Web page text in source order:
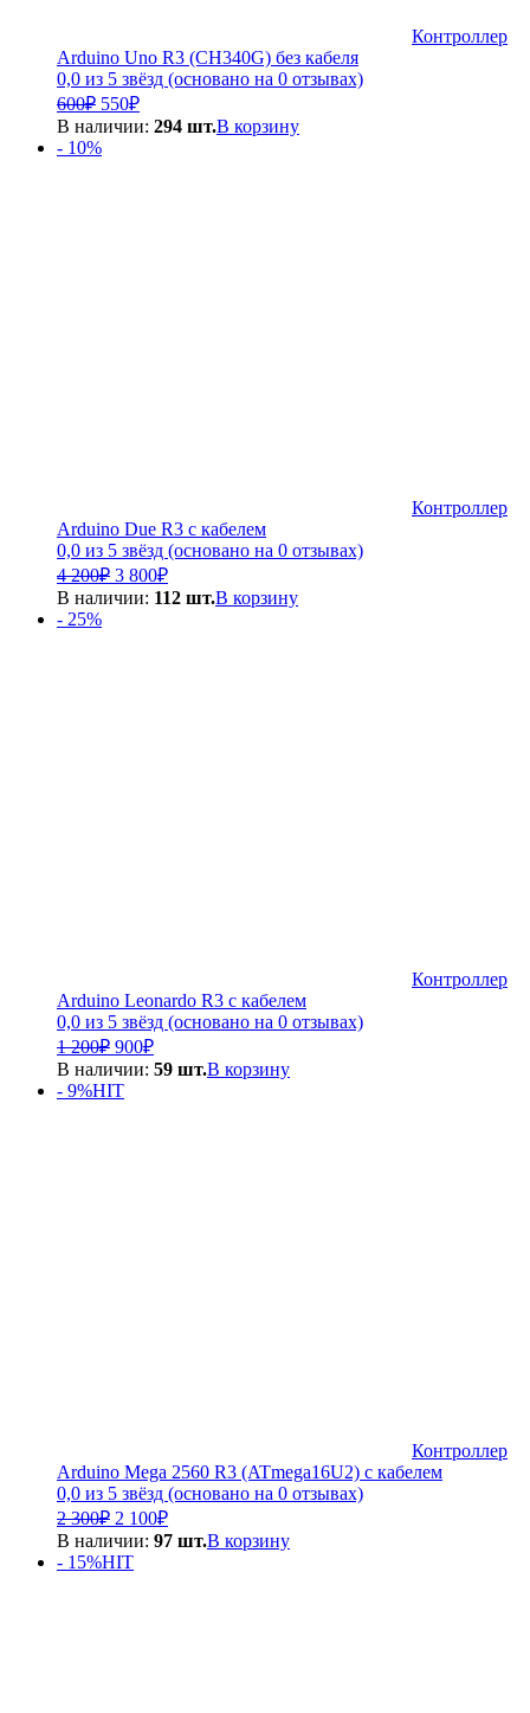
Контроллер
Arduino Uno R3 (CH340G) без кабеля
0,0 из 5 звёзд (основано на 0 отзывах)
600₽ Первоначальная
цена
550₽Текущая
цена:
В наличии: 294 шт.В корзину
- 10%
Контроллер
Arduino Due R3 с кабелем
0,0 из 5 звёзд (основано на 0 отзывах)
4 200₽ Первоначальная
цена
3 800₽Текущая
цена:
В наличии: 112 шт.В корзину
- 25%
Контроллер
Arduino Leonardo R3 с кабелем
0,0 из 5 звёзд (основано на 0 отзывах)
1 200₽ Первоначальная
цена
составляла
1
900₽Текущая
цена:
В наличии: 59 шт.В корзину
- 9%HIT
Контроллер
Arduino Mega 2560 R3 (ATmega16U2) с кабелем
0,0 из 5 звёзд (основано на 0 отзывах)
2 300₽ Первоначальная
цена
составляла
2
2 100₽Текущая
цена:
В наличии: 97 шт.В корзину
- 15%HIT